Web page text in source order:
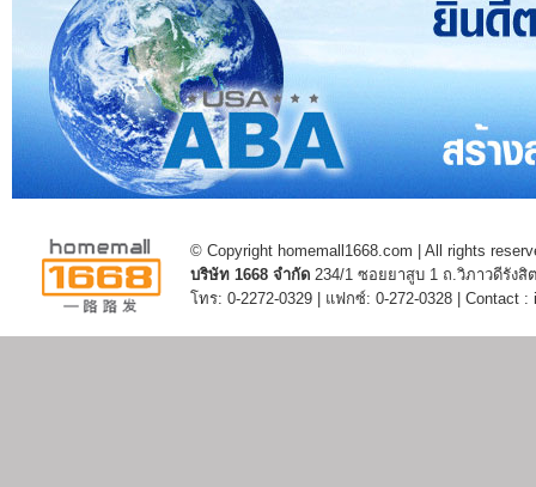
© Copyright homemall1668.com | All rights
บริษัท 1668 จำกัด 234/1 ซอยยาสูบ 1 ถ.วิภาวดีรัง
โทร: 0-2272-0329 | แฟกซ์: 0-272-0328 | Contact